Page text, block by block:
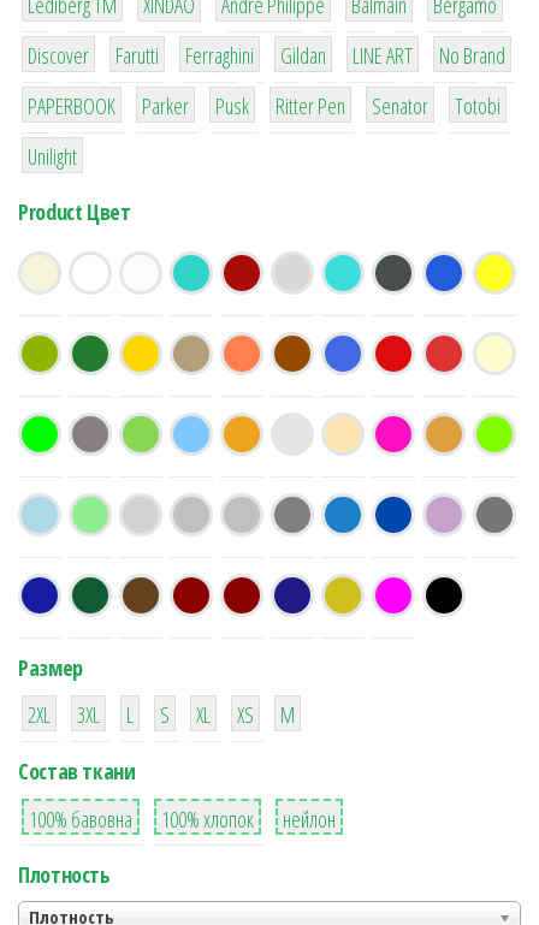
64
Discover
299
Farutti
4
Ferraghini
42
Gildan
4
LINE ART
90
No Brand
8
PAPERBOOK
6
Parker
2
Pusk
22
Ritter Pen
15
Senator
43
Totobi
1
Unilight
Product Цвет
Размер
38
2XL
16
3XL
42
L
42
S
42
XL XS
М
Состав ткани
8
100% бавовна
36
100% хлопок
2
нейлон
Плотность
Плотность